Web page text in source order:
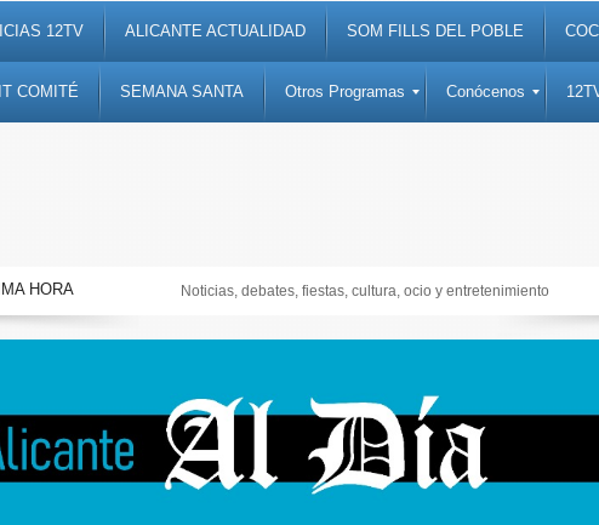
12TV ALICANTE ACTUALIDAD SOM FILLS DEL POBLE
COMITÉ SEMANA SANTA Otros Programas Conócenos
HORA Noticias, debates, fiestas, cultura, ocio y entretenimiento